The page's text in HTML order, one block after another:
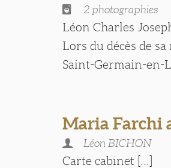
2 photographies
Léon Charles
Lors du décès de
Saint-Germain-en-
Maria Farchi
Léon BICHON
Carte cabinet [...]